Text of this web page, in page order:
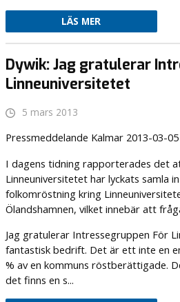
LÄS MER
Dywik: Jag gratulerar
Linneuniversitetet
5 mars 2013
Pressmeddelande Kalmar 2013-03-05
I dagens tidning rapporterades det
Linneuniversitetet har lyckats samla
folkomröstning kring
Ölandshamnen, vilket innebär att
Jag gratulerar Intressegruppen För
fantastisk bedrift. Det är ett inte en
% av en kommuns röstberättigade.
det finns en s...